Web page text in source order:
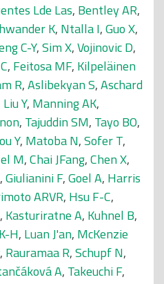
Lde Las, Bentley AR,
K, Ntalla I,Guo X,
C-Y,Sim X,Vojinovic D,
, Feitosa MF, Kilpeläinen
R,Aslibekyan S,Aschard
Liu Y, Manning AK,
, Tajuddin SM, Tayo BO,
Y, Matoba N,Sofer T,
M,Chai JFang,Chen X,
,Giulianini F,Goel A, Harris
ARVR, Hsu F-C,
, Kasturiratne A, Kuhnel B,
H, Luan J'an, McKenzie
, Rauramaa R,Schupf N,
A, Takeuchi F,